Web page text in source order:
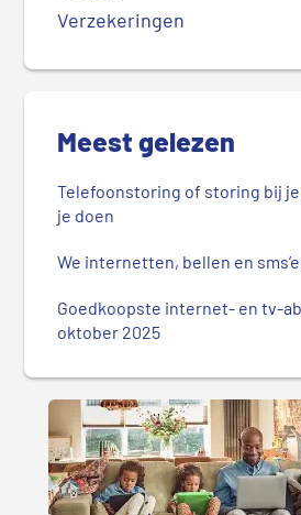
Verzekeringen
Meest gelezen
Telefoonstoring of storing bij
je doen
We internetten, bellen en
Goedkoopste internet- en tv-
oktober 2025